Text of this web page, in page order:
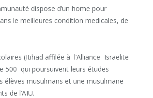
dispose d’un home pour
le meilleures condition medicales, de
(Itihad affilée à l’Alliance Israelite
500 qui poursuivent leurs études
élèves musulmans et une musulmane
de l’AIU.